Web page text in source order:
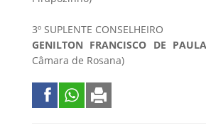
3º SUPLENTE CONSELHEIRO
GENILTON FRANCISCO DE PAULA
Câmara de Rosana)